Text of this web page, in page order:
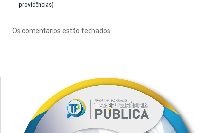
providências)
Os comentários estão fechados.